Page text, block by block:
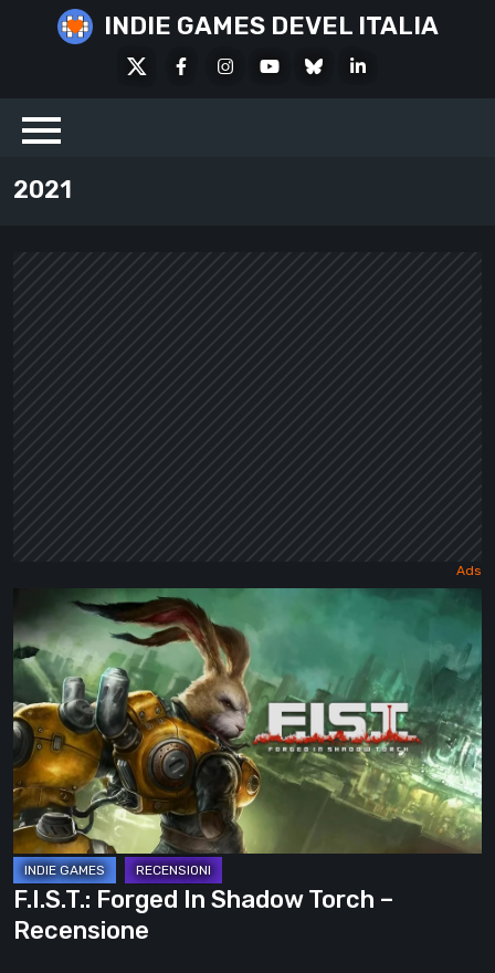
INDIE GAMES DEVEL ITALIA
FacebookInstagramYoutubeBlueskyLinkedIn
2021
F.I.S.T.:
Forged
In
Shadow
Torch
–
Recensione
F.I.S.T.: Forged In Shadow Torch –
Recensione